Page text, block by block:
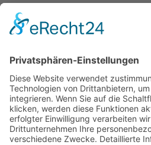
Rezepte
Spanien
Südtirol
USA
Weihnachten